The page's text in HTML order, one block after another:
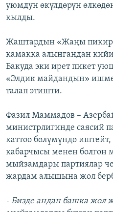
уюмдун өкүлдөрүн
кылды.
Жаштардын «Жаңы
камакка алынгандан
Бакуда эки ирет пикет
«Элдик майдандын»
талап этишти.
Фазил Маммадов –
министрлигинде саясий
каттоо бөлүмүндө
кабарчысы менен болгон
мыйзамдары партиялар
жардам алышына жол
- Бизде андан башка жол